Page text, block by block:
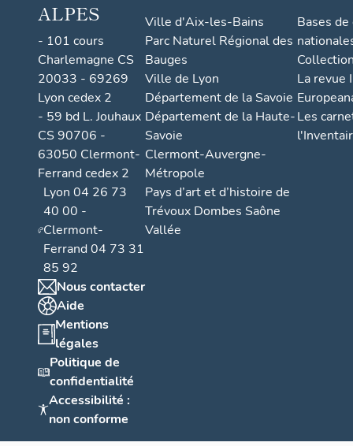
ALPES
- 101 cours
Charlemagne CS
20033 - 69269
Lyon cedex 2
- 59 bd L. Jouhaux
CS 90706 -
63050 Clermont-
Ferrand cedex 2
Lyon 04 26 73
40 00 -
Clermont-
Ferrand 04 73 31
85 92
Nous contacter
Aide
Mentions
légales
Politique de
confidentialité
Accessibilité :
non conforme
Ville d'Aix-les-Bains
Parc Naturel Régional des
Bauges
Ville de Lyon
Département de la Savoie
Département de la Haute-
Savoie
Clermont-Auvergne-
Métropole
Pays d’art et d’histoire de
Trévoux Dombes Saône
Vallée
Bases
La revue
Les